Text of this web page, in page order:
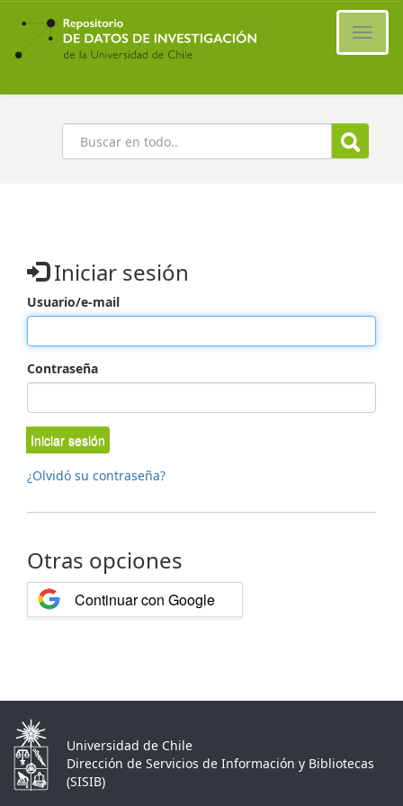
Ir
contenido
principal
Buscar
Iniciar sesión
Usuario/e-mail
Contraseña
Iniciar sesión
¿Olvidó su contraseña?
Otras opciones
Continuar con Google
Universidad de Chile
Dirección de Servicios de Información y Bibliotecas
(SISIB)